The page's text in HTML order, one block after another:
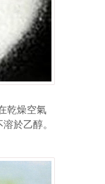
乾燥空氣
於乙醇。